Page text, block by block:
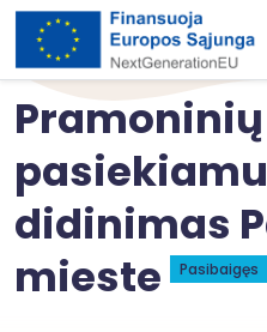
didinimas
mieste
Pasibaigęs